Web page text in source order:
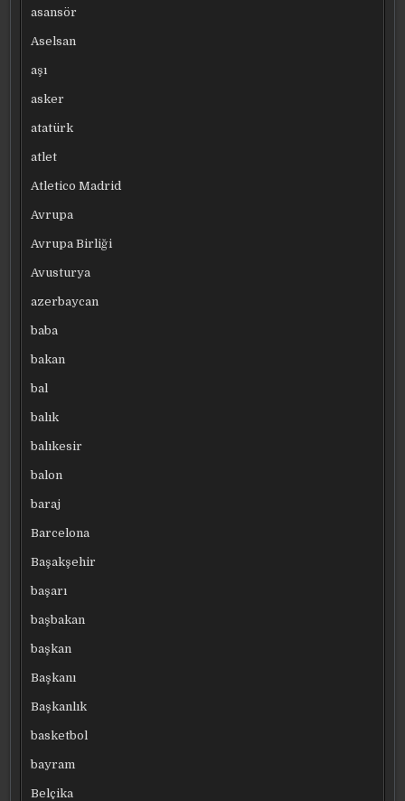
asansör
Aselsan
aşı
asker
atatürk
atlet
Atletico Madrid
Avrupa
Avrupa Birliği
Avusturya
azerbaycan
baba
bakan
bal
balık
balıkesir
balon
baraj
Barcelona
Başakşehir
başarı
başbakan
başkan
Başkanı
Başkanlık
basketbol
bayram
Belçika